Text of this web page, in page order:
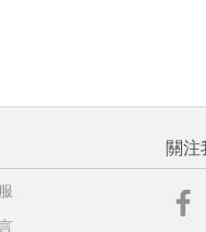
購物流程說
關注